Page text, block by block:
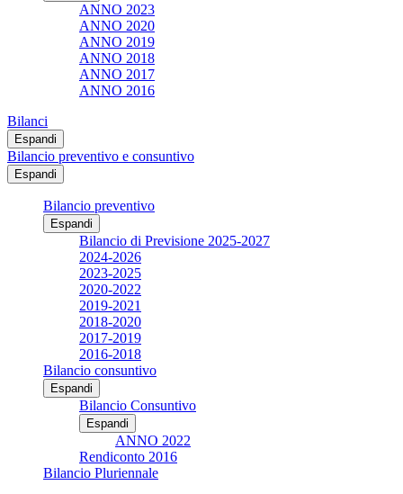
ANNO 2023
ANNO 2020
ANNO 2019
ANNO 2018
ANNO 2017
ANNO 2016
Bilanci
Espandi
Bilancio preventivo e consuntivo
Espandi
Bilancio preventivo
Espandi
Bilancio di Previsione 2025-2027
2024-2026
2023-2025
2020-2022
2019-2021
2018-2020
2017-2019
2016-2018
Bilancio consuntivo
Espandi
Bilancio Consuntivo
Espandi
ANNO 2022
Rendiconto 2016
Bilancio Pluriennale